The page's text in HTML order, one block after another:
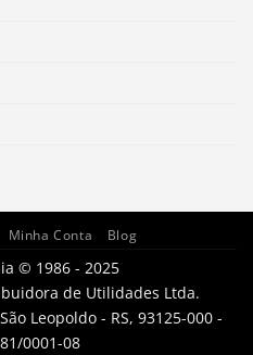
Minha Conta Blog
© 1986 - 2025
de Utilidades Ltda.
Leopoldo - RS, 93125-000 -
0001-08